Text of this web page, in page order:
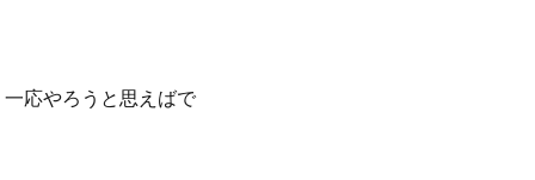
応やろうと思えばで